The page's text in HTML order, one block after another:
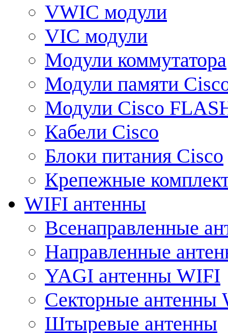
VWIC модули
VIC модули
Модули коммутатора
Модули памяти
Модули Cisco
Кабели Cisco
Блоки питания Cisco
Крепежные
WIFI антенны
Всенаправленные
Направленные
YAGI антенны WIFI
Секторные антенны
Штыревые антенны